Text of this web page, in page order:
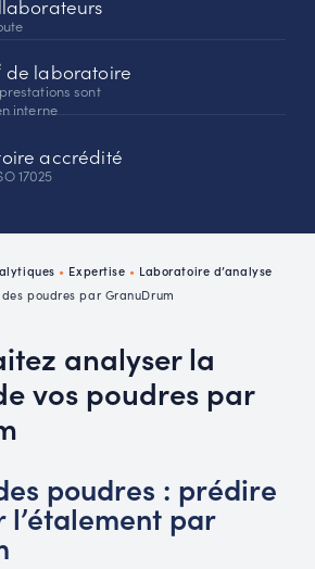
de laboratoire
sont
interne
accrédité
17025
• Expertise • Laboratoire d’analyse
poudres par GranuDrum
analyser la
vos poudres par
poudres : prédire
par